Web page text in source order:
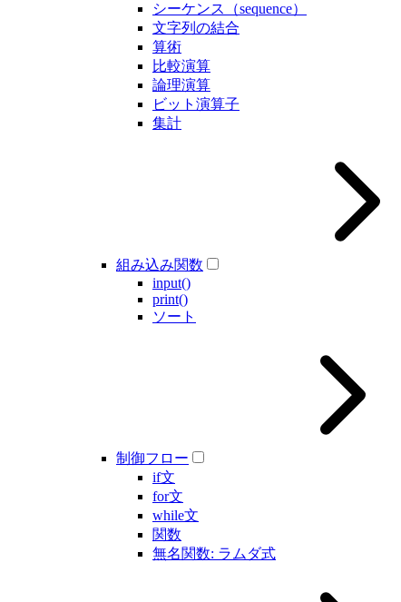
シーケンス（sequence）
文字列の結合
算術
比較演算
論理演算
ビット演算子
集計
組み込み関数
input()
print()
ソート
制御フロー
if文
for文
while文
関数
無名関数: ラムダ式